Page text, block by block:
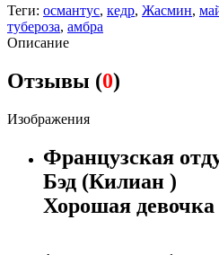
Теги: османтус, кедр, Жасмин,
тубероза, амбра
Описание
Отзывы (0)
Изображения
Французская
Бэд (Килиан )
Хорошая девочка